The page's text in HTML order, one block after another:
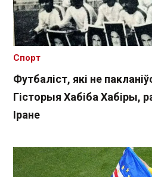
Футбаліст, які не
Гісторыя Хабіба Хабіры,
Іране
Спорт